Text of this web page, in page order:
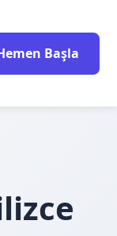
Başla